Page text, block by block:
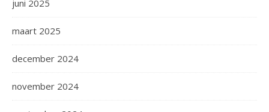
juni 2025
maart 2025
december 2024
november 2024